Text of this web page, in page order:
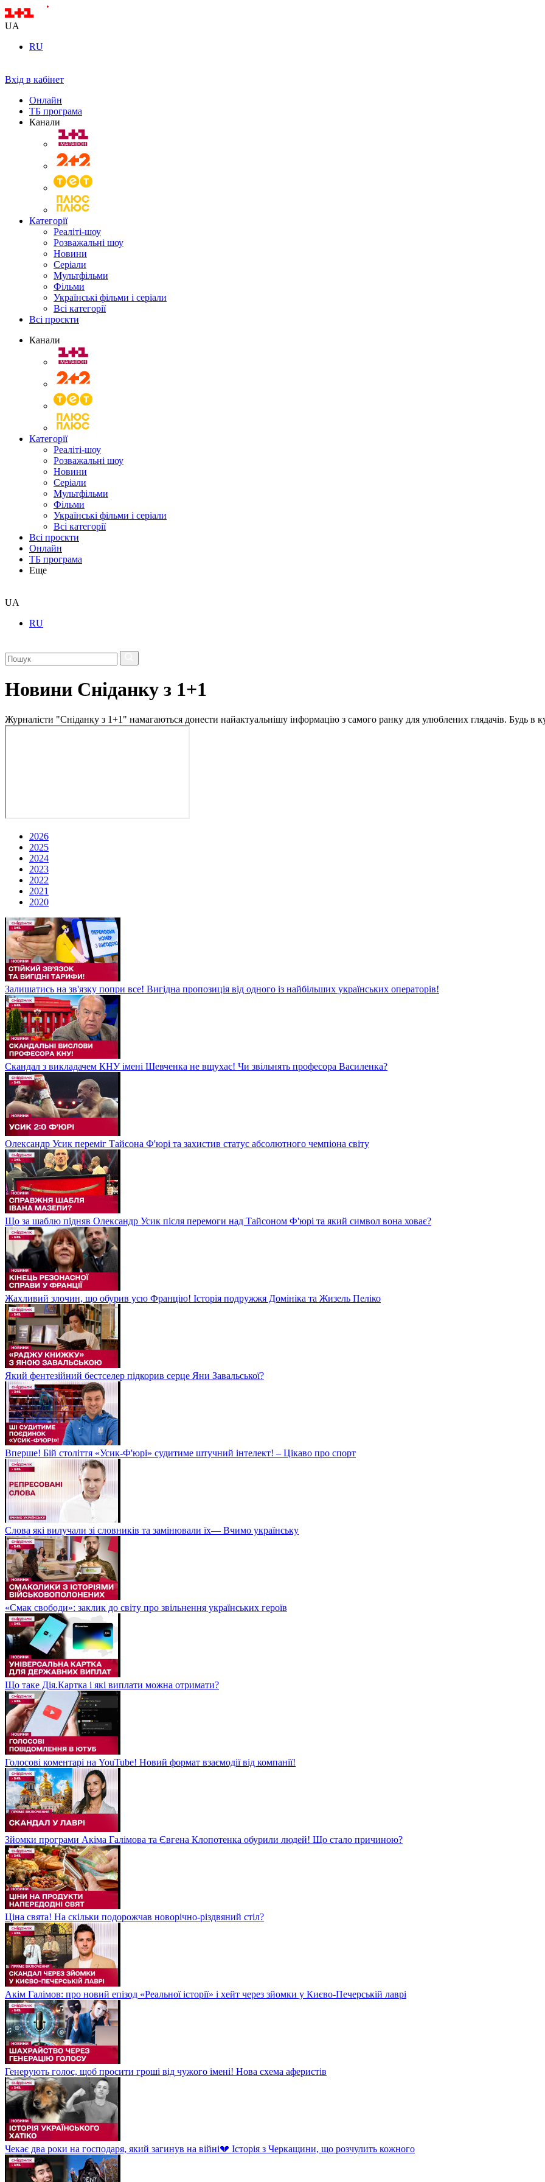
UA
RU
Вхід в кабінет
Онлайн
ТБ програма
Канали
Категорії
Реаліті-шоу
Розважальні шоу
Новини
Серіали
Мультфільми
Фільми
Українські фільми і серіали
Всі категорії
Всі проєкти
Канали
Категорії
Реаліті-шоу
Розважальні шоу
Новини
Серіали
Мультфільми
Фільми
Українські фільми і серіали
Всі категорії
Всі проєкти
Онлайн
ТБ програма
Еще
UA
RU
Новини Сніданку з 1+1
Журналісти "Сніданку з 1+1" намагаються донести найактуальнішу інформацію з самого ранку для улюблених глядачів. Будь в
2026
2025
2024
2023
2022
2021
2020
Залишатись на зв'язку попри все! Вигідна пропозиція від одного із найбільших українських операторів!
Скандал з викладачем КНУ імені Шевченка не вщухає! Чи звільнять професора Василенка?
Олександр Усик переміг Тайсона Ф'юрі та захистив статус абсолютного чемпіона світу
Що за шаблю підняв Олександр Усик після перемоги над Тайсоном Ф'юрі та який символ вона ховає?
Жахливий злочин, що обурив усю Францію! Історія подружжя Домініка та Жизель Пеліко
Який фентезійний бестселер підкорив серце Яни Завальської?
Вперше! Бій століття «Усик-Ф'юрі» судитиме штучний інтелект! – Цікаво про спорт
Слова які вилучали зі словників та замінювали їх— Вчимо українську
«Смак свободи»: заклик до світу про звільнення українських героїв
Що таке Дія.Картка і які виплати можна отримати?
Голосові коментарі на YouTube! Новий формат взаємодії від компанії!
Зйомки програми Акіма Галімова та Євгена Клопотенка обурили людей! Що стало причиною?
Ціна свята! На скільки подорожчав новорічно-різдвяний стіл?
Акім Галімов: про новий епізод «Реальної історії» і хейт через зйомки у Києво-Печерській лаврі
Генерують голос, щоб просити гроші від чужого імені! Нова схема аферистів
Чекає два роки на господаря, який загинув на війні💔 Історія з Черкащини, що розчулить кожного